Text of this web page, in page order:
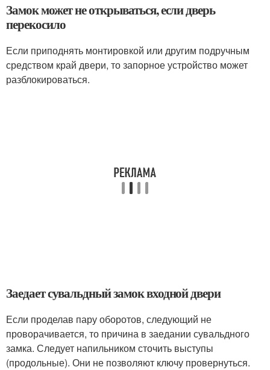
Замок может не открываться, если дверь
перекосило
Если приподнять монтировкой или другим подручным
средством край двери, то запорное устройство может
разблокироваться.
Заедает сувальдный замок входной двери
Если проделав пару оборотов, следующий не
проворачивается, то причина в заедании сувальдного
замка. Следует напильником сточить выступы
(продольные). Они не позволяют ключу провернуться.